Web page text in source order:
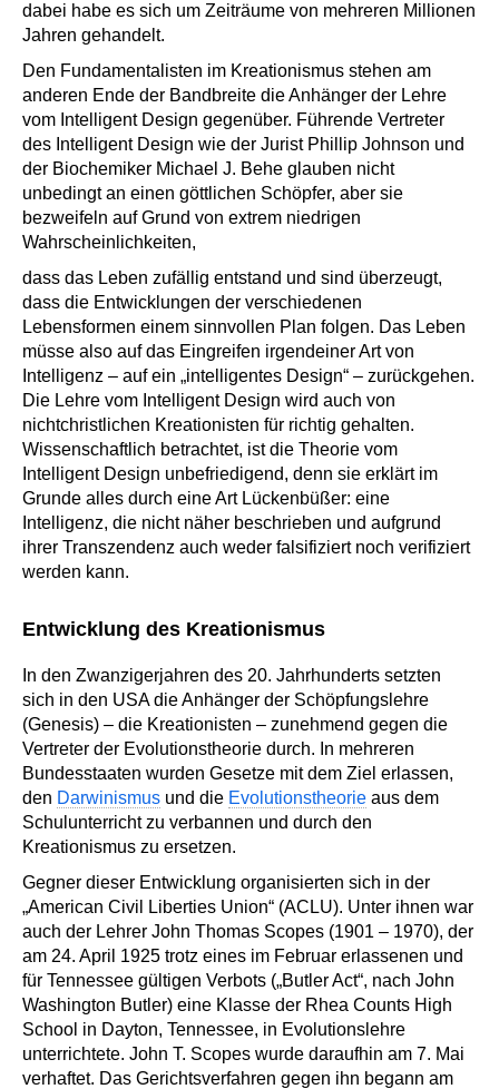
dabei habe es sich um Zeiträume von mehreren Millionen
Jahren gehandelt.
Den Fundamentalisten im Kreationismus stehen am
anderen Ende der Bandbreite die Anhänger der Lehre
vom Intelligent Design gegenüber. Führende Vertreter
des Intelligent Design wie der Jurist Phillip Johnson und
der Biochemiker Michael J. Behe glauben nicht
unbedingt an einen göttlichen Schöpfer, aber sie
bezweifeln auf Grund von extrem niedrigen
Wahrscheinlichkeiten,
dass das Leben zufällig entstand und sind überzeugt,
dass die Entwicklungen der verschiedenen
Lebensformen einem sinnvollen Plan folgen. Das Leben
müsse also auf das Eingreifen irgendeiner Art von
Intelligenz – auf ein „intelligentes Design“ – zurückgehen.
Die Lehre vom Intelligent Design wird auch von
nichtchristlichen Kreationisten für richtig gehalten.
Wissenschaftlich betrachtet, ist die Theorie vom
Intelligent Design unbefriedigend, denn sie erklärt im
Grunde alles durch eine Art Lückenbüßer: eine
Intelligenz, die nicht näher beschrieben und aufgrund
ihrer Transzendenz auch weder falsifiziert noch verifiziert
werden kann.
Entwicklung des Kreationismus
In den Zwanzigerjahren des 20. Jahrhunderts setzten
sich in den USA die Anhänger der Schöpfungslehre
(Genesis) – die Kreationisten – zunehmend gegen die
Vertreter der Evolutionstheorie durch. In mehreren
Bundesstaaten wurden Gesetze mit dem Ziel erlassen,
den Darwinismus und die Evolutionstheorie aus dem
Schulunterricht zu verbannen und durch den
Kreationismus zu ersetzen.
Gegner dieser Entwicklung organisierten sich in der
„American Civil Liberties Union“ (ACLU). Unter ihnen war
auch der Lehrer John Thomas Scopes (1901 – 1970), der
am 24. April 1925 trotz eines im Februar erlassenen und
für Tennessee gültigen Verbots („Butler Act“, nach John
Washington Butler) eine Klasse der Rhea Counts High
School in Dayton, Tennessee, in Evolutionslehre
unterrichtete. John T. Scopes wurde daraufhin am 7. Mai
verhaftet. Das Gerichtsverfahren gegen ihn begann am